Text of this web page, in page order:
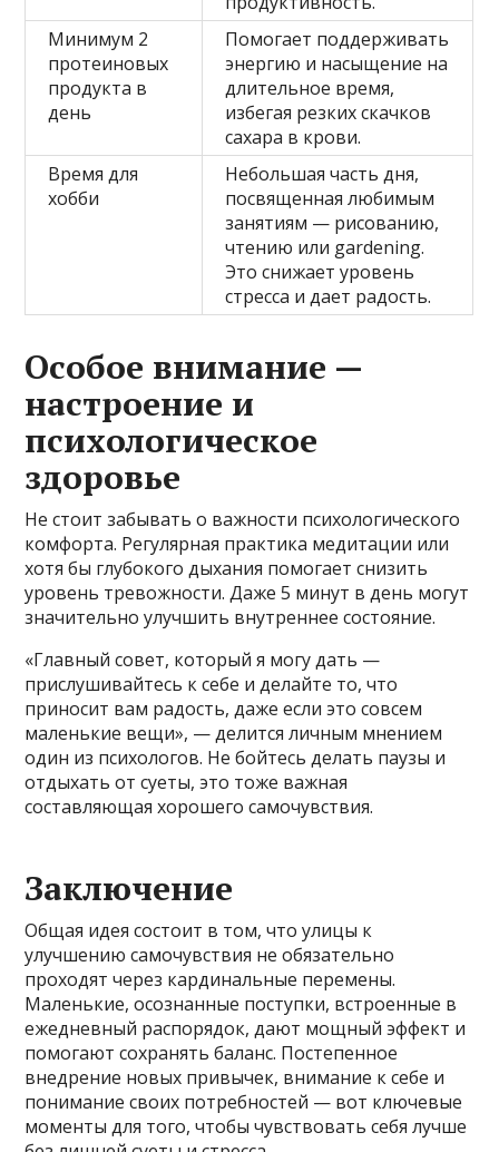
Минимум 2
протеиновых
продукта в
день
Помогает поддерживать
энергию и насыщение на
длительное время,
избегая резких скачков
сахара в крови.
Время для
хобби
Небольшая часть дня,
посвященная любимым
занятиям — рисованию,
чтению или gardening.
Это снижает уровень
стресса и дает радость.
Особое внимание —
настроение и
психологическое
здоровье
Не стоит забывать о важности психологического
комфорта. Регулярная практика медитации или
хотя бы глубокого дыхания помогает снизить
уровень тревожности. Даже 5 минут в день могут
значительно улучшить внутреннее состояние.
«Главный совет, который я могу дать —
прислушивайтесь к себе и делайте то, что
приносит вам радость, даже если это совсем
маленькие вещи», — делится личным мнением
один из психологов. Не бойтесь делать паузы и
отдыхать от суеты, это тоже важная
составляющая хорошего самочувствия.
Заключение
Общая идея состоит в том, что улицы к
улучшению самочувствия не обязательно
проходят через кардинальные перемены.
Маленькие, осознанные поступки, встроенные в
ежедневный распорядок, дают мощный эффект и
помогают сохранять баланс. Постепенное
внедрение новых привычек, внимание к себе и
понимание своих потребностей — вот ключевые
моменты для того, чтобы чувствовать себя лучше